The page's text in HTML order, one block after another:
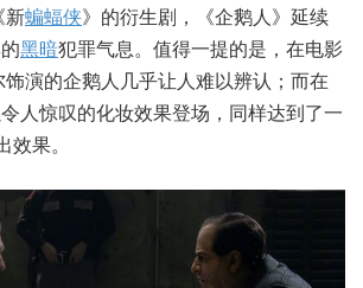
新蝙蝠侠》的衍生剧，《企鹅人》延续
黑暗犯罪气息。值得一提的是，在电影
饰演的企鹅人几乎让人难以辨认；而在
人惊叹的化妆效果登场，同样达到了一
果。